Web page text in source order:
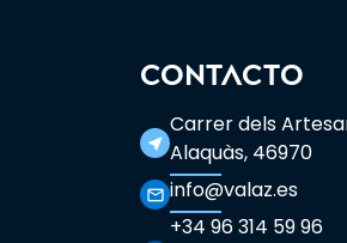
CONTACTO
near_me
Carrer dels
Alaquàs, 46970
mail_outline info@valaz.es
+34 96 314 59 96